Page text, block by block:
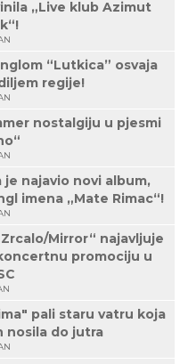
„Live klub Azimut
“Lutkica” osvaja
regije!
nostalgiju u pjesmi
je najavio novi album,
imena „Mate Rimac“!
Mirror“ najavljuje
promociju u
pali staru vatru koja
nosila do jutra